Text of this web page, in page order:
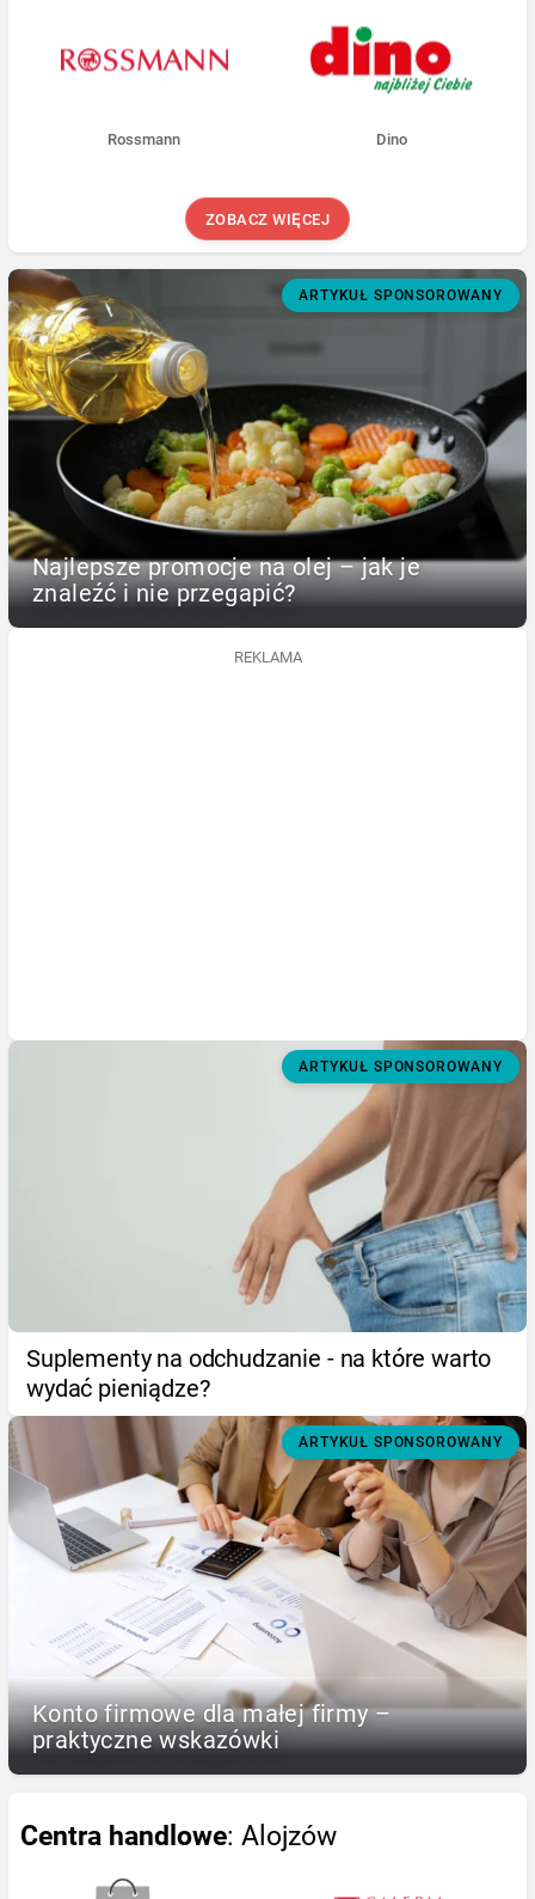
Rossmann Dino
ZOBACZ WIĘCEJ
ARTYKUŁ SPONSOROWANY
Najlepsze promocje na olej – jak je
znaleźć i nie przegapić?
REKLAMA
ARTYKUŁ SPONSOROWANY
Suplementy na odchudzanie - na które warto
wydać pieniądze?
ARTYKUŁ SPONSOROWANY
Konto firmowe dla małej firmy –
praktyczne wskazówki
Centra handlowe: Alojzów